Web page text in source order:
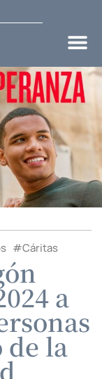
#Cáritas
a
de la